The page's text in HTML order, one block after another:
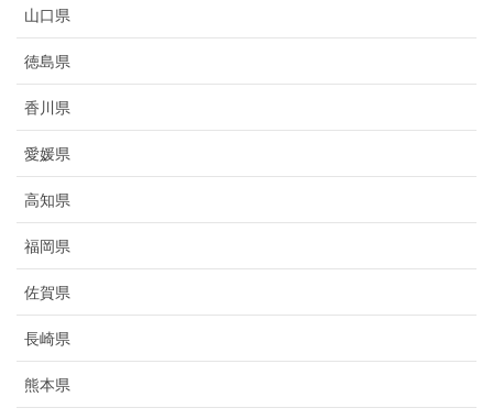
山口県
徳島県
香川県
愛媛県
高知県
福岡県
佐賀県
長崎県
熊本県